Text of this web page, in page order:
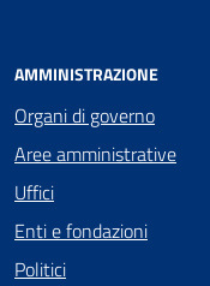
AMMINISTRAZIONE
Organi di governo
Aree amministrative
Uffici
Enti e fondazioni
Politici